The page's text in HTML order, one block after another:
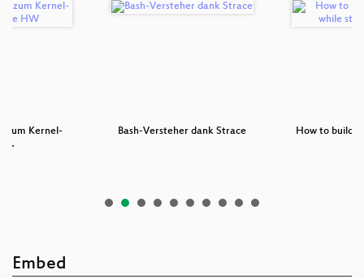
zum Kernel-
f…
Bash-Versteher dank Strace
How to build
Embed